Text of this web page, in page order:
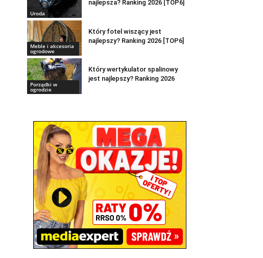
Uroda
najlepsza? Ranking 2026 [TOP6]
Meble i akcesoria
ogrodowe
Który fotel wiszący jest
najlepszy? Ranking 2026 [TOP6]
Porządki w
ogrodzie
Który wertykulator spalinowy
jest najlepszy? Ranking 2026